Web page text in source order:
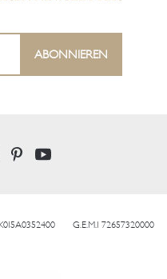
G.E.M.I 72657320000